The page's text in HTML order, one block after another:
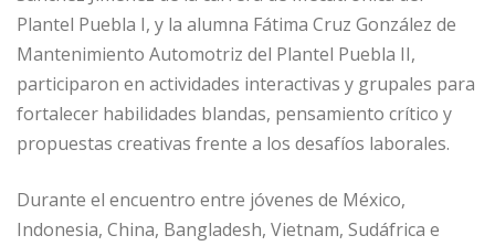
Plantel Puebla I, y la alumna Fátima Cruz González de
Mantenimiento Automotriz del Plantel Puebla II,
participaron en actividades interactivas y grupales para
fortalecer habilidades blandas, pensamiento crítico y
propuestas creativas frente a los desafíos laborales.
Durante el encuentro entre jóvenes de México,
Indonesia, China, Bangladesh, Vietnam, Sudáfrica e